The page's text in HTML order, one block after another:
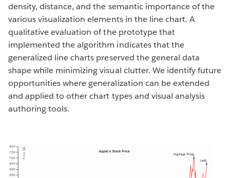
density, distance, and the semantic importance of the
various visualization elements in the line chart. A
qualitative evaluation of the prototype that
implemented the algorithm indicates that the
generalized line charts preserved the general data
shape while minimizing visual clutter. We identify future
opportunities where generalization can be extended
and applied to other chart types and visual analysis
authoring tools.